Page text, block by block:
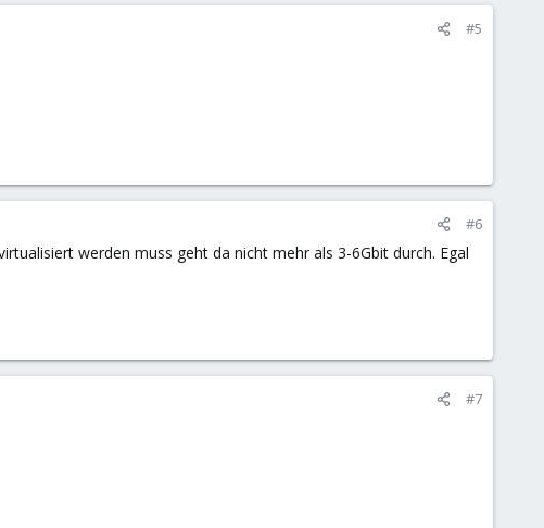
#5
#6
werden muss geht da nicht mehr als 3-6Gbit durch. Egal
#7